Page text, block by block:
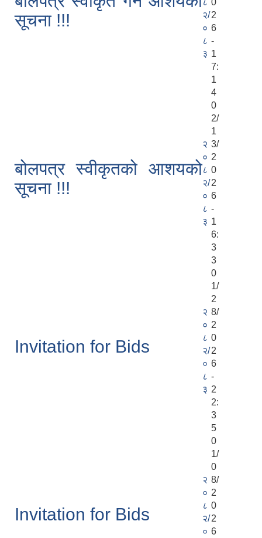
सूचना !!!
८
२/
०
८
३
0
2
6
-
1
7:
1
4
बोलपत्र स्वीकृतको आशयको
सूचना !!!
२
०
८
२/
०
८
३
0
2/
1
3/
2
0
2
6
-
1
6:
3
3
Invitation for Bids
२
०
८
२/
०
८
३
0
1/
2
8/
2
0
2
6
-
2
2:
3
5
Invitation for Bids
२
०
८
२/
०
0
1/
0
8/
2
0
2
6